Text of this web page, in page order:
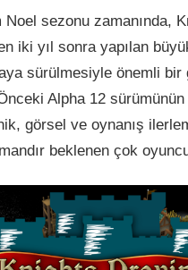
Noel sezonu zamanında,
iki yıl sonra yapılan
sürülmesiyle önemli bir
Alpha 12
görsel ve oynanış
beklenen çok